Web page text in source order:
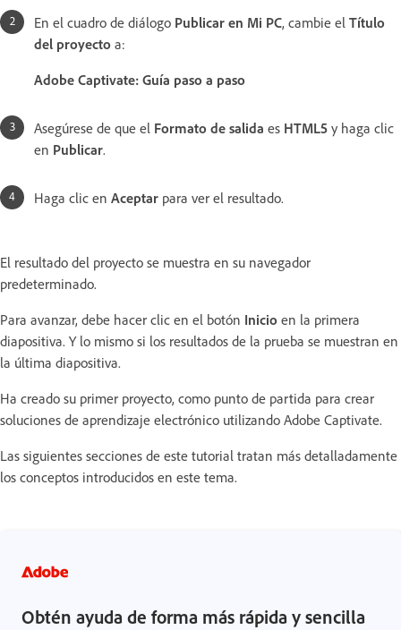
En el cuadro de diálogo Publicar en Mi PC, cambie el Título
del proyecto a:
Adobe Captivate: Guía paso a paso
Asegúrese de que el Formato de salida es HTML5 y haga clic
en Publicar.
Haga clic en Aceptar para ver el resultado.
El resultado del proyecto se muestra en su navegador
predeterminado.
Para avanzar, debe hacer clic en el botón Inicio en la primera
diapositiva. Y lo mismo si los resultados de la prueba se muestran en
la última diapositiva.
Ha creado su primer proyecto, como punto de partida para crear
soluciones de aprendizaje electrónico utilizando Adobe Captivate.
Las siguientes secciones de este tutorial tratan más detalladamente
los conceptos introducidos en este tema.
Obtén ayuda de forma más rápida y sencilla